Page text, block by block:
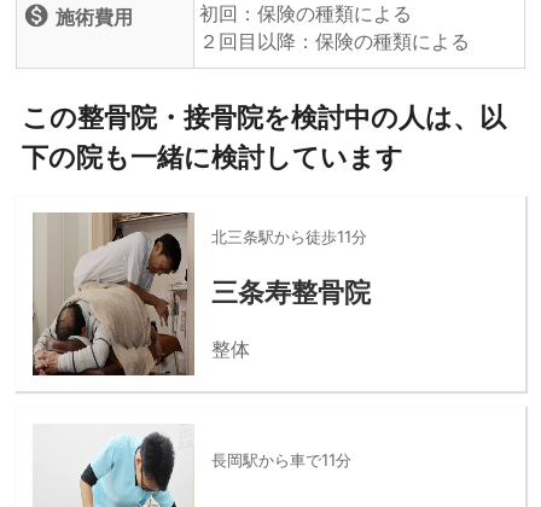
monetization_on 施術費用
初回：保険の種類による
２回目以降：保険の種類による
この整骨院・接骨院を検討中の人は、以
下の院も一緒に検討しています
北三条駅から徒歩11分
三条寿整骨院
整体
長岡駅から車で11分